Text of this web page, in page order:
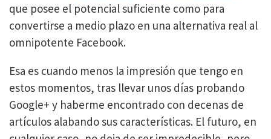
que posee el potencial suficiente como para
convertirse a medio plazo en una alternativa real al
omnipotente Facebook.
Esa es cuando menos la impresión que tengo en
estos momentos, tras llevar unos días probando
Google+ y haberme encontrado con decenas de
artículos alabando sus características. El futuro, en